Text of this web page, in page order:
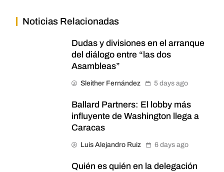
Noticias Relacionadas
Dudas y divisiones en el arranque
del diálogo entre “las dos
Asambleas”
Sleither Fernández 5 days ago
Ballard Partners: El lobby más
influyente de Washington llega a
Caracas
Luis Alejandro Ruiz 6 days ago
Quién es quién en la delegación